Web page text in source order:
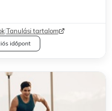
|Tanulási tartalom
időpont